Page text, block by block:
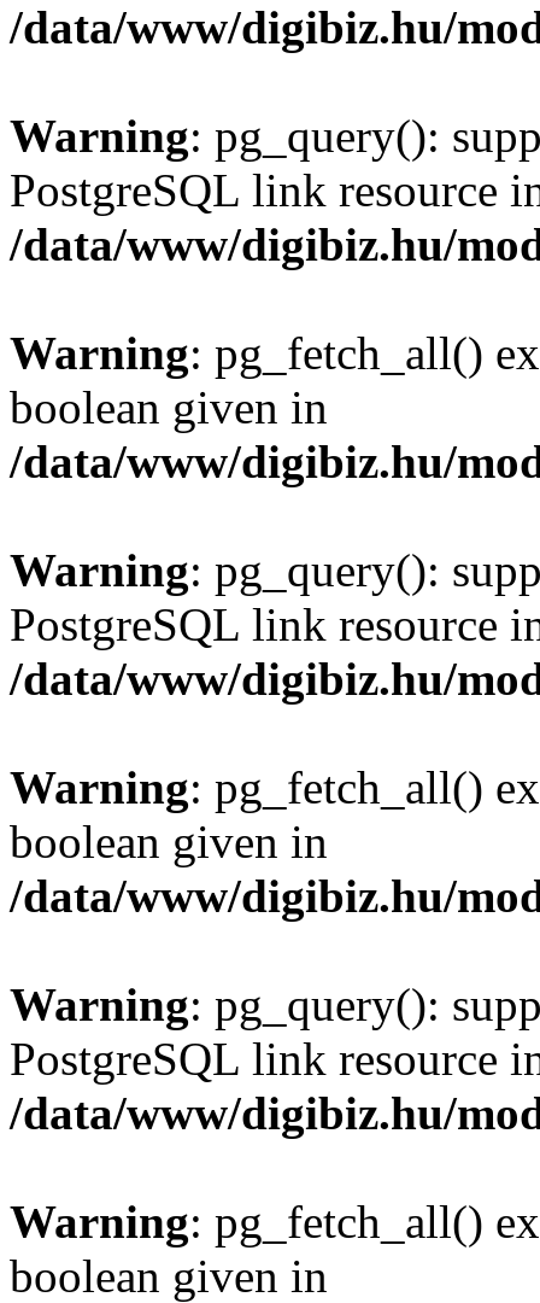
/data/www/digibiz.hu/
Warning: pg_query():
PostgreSQL link resource
/data/www/digibiz.hu/
Warning: pg_fetch_all()
boolean given in
/data/www/digibiz.hu/
Warning: pg_query():
PostgreSQL link resource
/data/www/digibiz.hu/
Warning: pg_fetch_all()
boolean given in
/data/www/digibiz.hu/
Warning: pg_query():
PostgreSQL link resource
/data/www/digibiz.hu/
Warning: pg_fetch_all()
boolean given in